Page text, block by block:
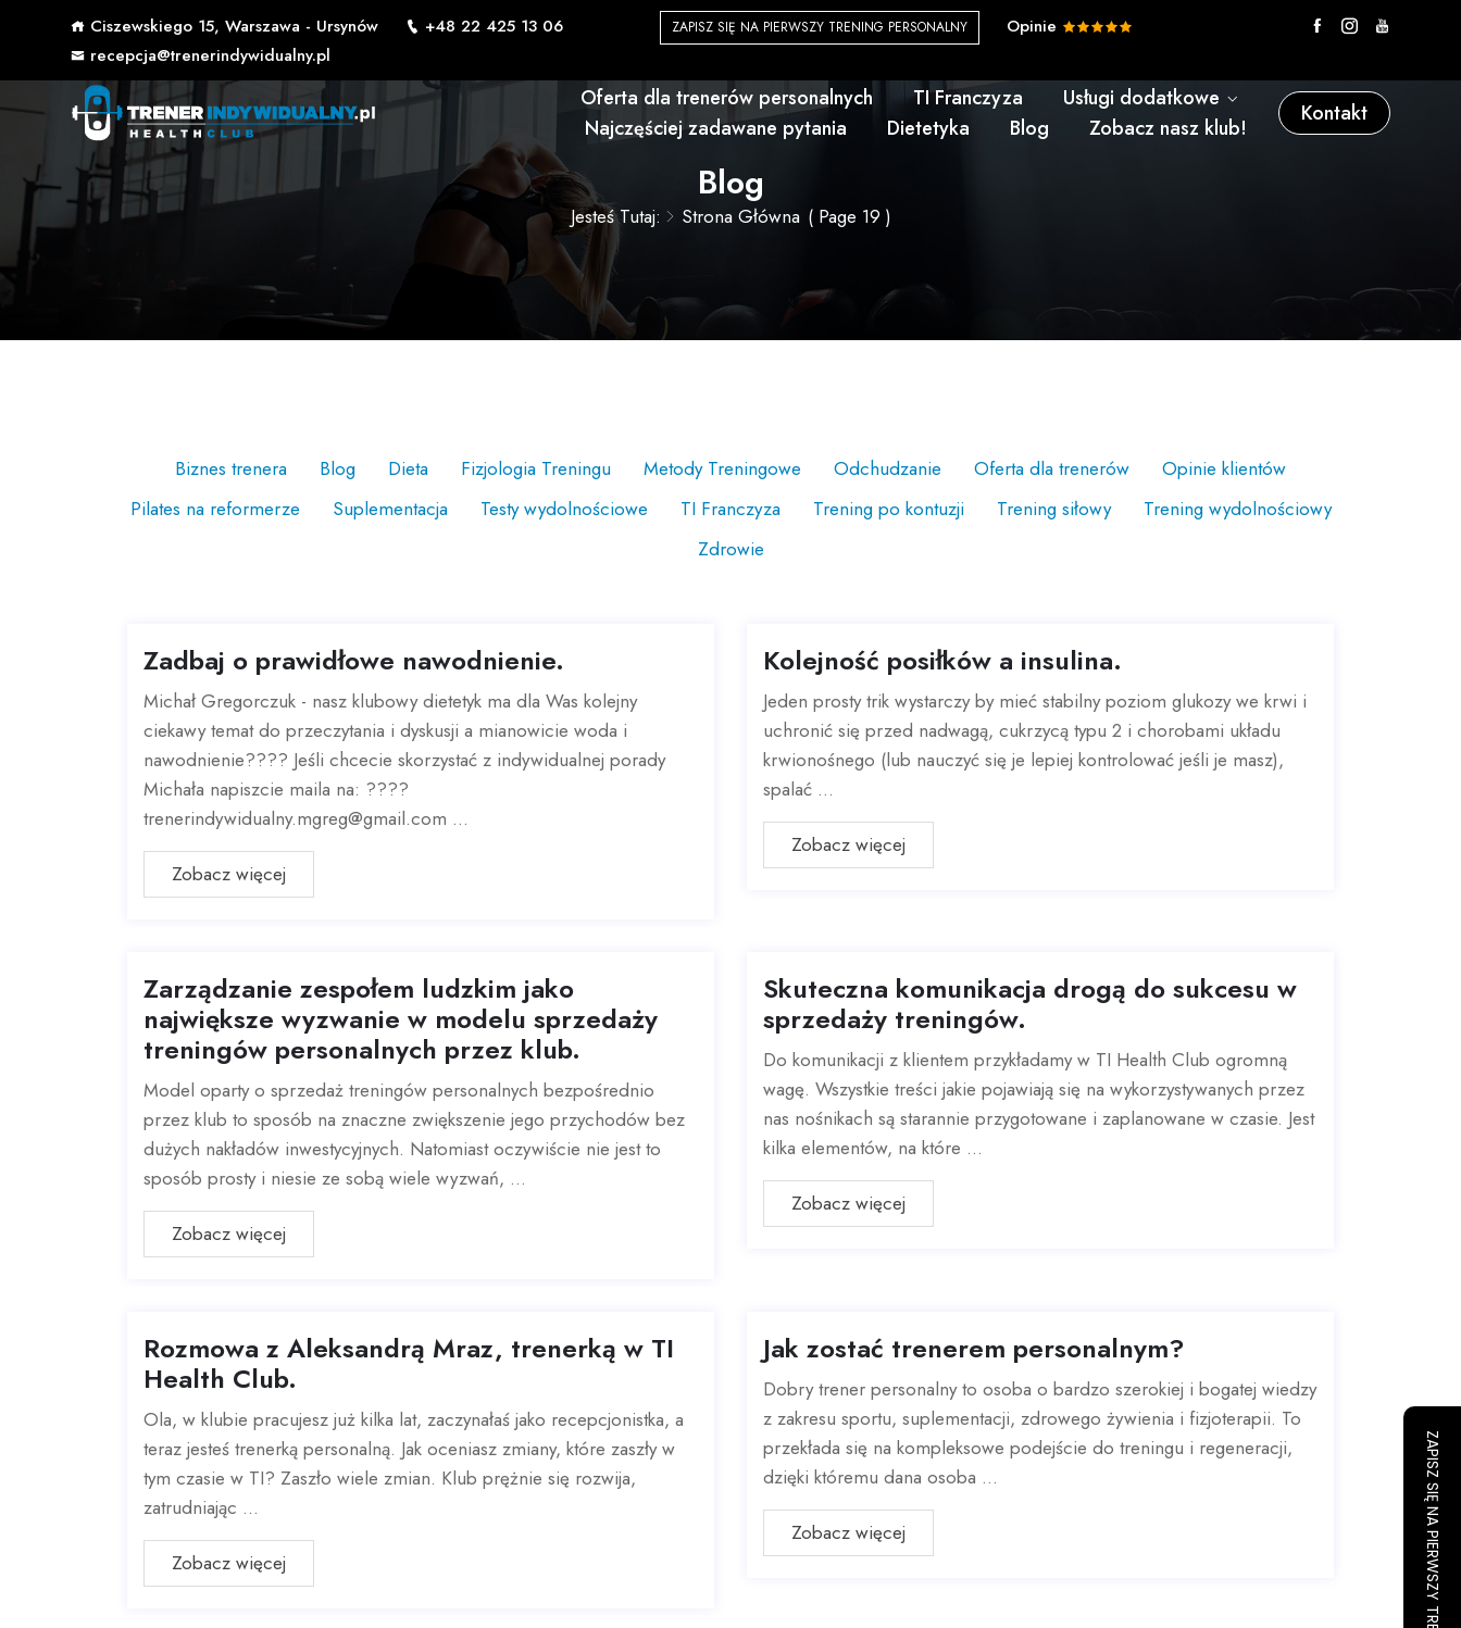
Ciszewskiego 15, Warszawa - Ursynów
+48 22 425 13 06
recepcja@trenerindywidualny.pl
ZAPISZ SIĘ NA PIERWSZY TRENING PERSONALNY Opinie
Oferta dla trenerów personalnych TI Franczyza
Usługi dodatkowe
Najczęściej zadawane pytania
Dietetyka Blog Zobacz nasz klub!
Kontakt
Blog
Jesteś Tutaj: Strona Główna ( Page 19 )
Biznes trenera Blog Dieta Fizjologia Treningu Metody Treningowe Odchudzanie Oferta dla trenerów
Opinie klientów
Pilates na reformerze
Suplementacja Testy wydolnościowe TI Franczyza Trening po kontuzji Trening siłowy
Trening wydolnościowy
Zdrowie
Zadbaj o prawidłowe nawodnienie.
Michał Gregorczuk - nasz klubowy dietetyk ma dla Was kolejny
ciekawy temat do przeczytania i dyskusji a mianowicie woda i
nawodnienie???? Jeśli chcecie skorzystać z indywidualnej porady
Michała napiszcie maila na: ????
trenerindywidualny.mgreg@gmail.com ...
Zobacz więcej
Kolejność posiłków a insulina.
Jeden prosty trik wystarczy by mieć stabilny poziom glukozy we krwi i
uchronić się przed nadwagą, cukrzycą typu 2 i chorobami układu
krwionośnego (lub nauczyć się je lepiej kontrolować jeśli je masz),
spalać ...
Zobacz więcej
Zarządzanie zespołem ludzkim jako
największe wyzwanie w modelu sprzedaży
treningów personalnych przez klub.
Model oparty o sprzedaż treningów personalnych bezpośrednio
przez klub to sposób na znaczne zwiększenie jego przychodów bez
dużych nakładów inwestycyjnych. Natomiast oczywiście nie jest to
sposób prosty i niesie ze sobą wiele wyzwań, ...
Zobacz więcej
Skuteczna komunikacja drogą do sukcesu w
sprzedaży treningów.
Do komunikacji z klientem przykładamy w TI Health Club ogromną
wagę. Wszystkie treści jakie pojawiają się na wykorzystywanych przez
nas nośnikach są starannie przygotowane i zaplanowane w czasie. Jest
kilka elementów, na które ...
Zobacz więcej
Rozmowa z Aleksandrą Mraz, trenerką w TI
Health Club.
Ola, w klubie pracujesz już kilka lat, zaczynałaś jako recepcjonistka, a
teraz jesteś trenerką personalną. Jak oceniasz zmiany, które zaszły w
tym czasie w TI? Zaszło wiele zmian. Klub prężnie się rozwija,
zatrudniając ...
Zobacz więcej
Jak zostać trenerem personalnym?
Dobry trener personalny to osoba o bardzo szerokiej i bogatej wiedzy
z zakresu sportu, suplementacji, zdrowego żywienia i fizjoterapii. To
przekłada się na kompleksowe podejście do treningu i regeneracji,
dzięki któremu dana osoba ...
Zobacz więcej ZAPISZ SIĘ NA PIERWSZY TRENING